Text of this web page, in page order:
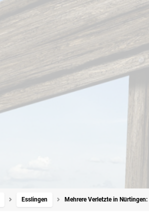
Esslingen Mehrere Verletzte in